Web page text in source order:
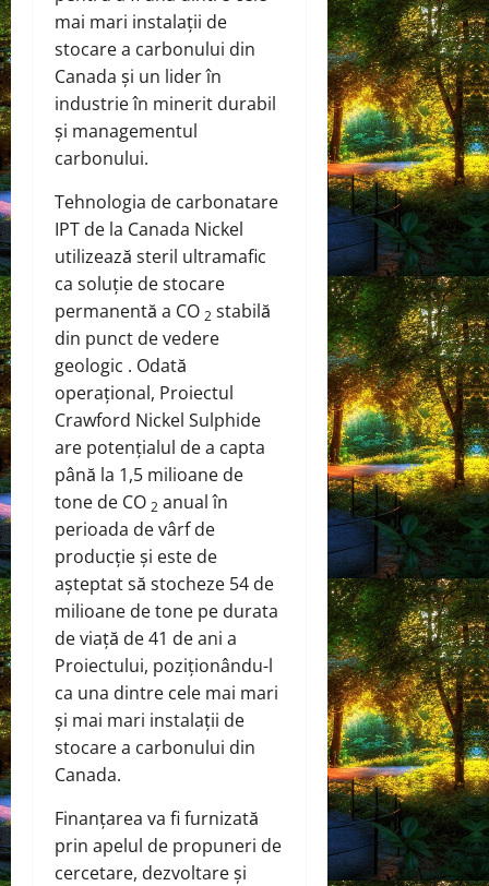
mai mari instalații de
stocare a carbonului din
Canada și un lider în
industrie în minerit durabil
și managementul
carbonului.
Tehnologia de carbonatare
IPT de la Canada Nickel
utilizează steril ultramafic
ca soluție de stocare
permanentă a CO 2 stabilă
din punct de vedere
geologic . Odată
operațional, Proiectul
Crawford Nickel Sulphide
are potențialul de a capta
până la 1,5 milioane de
tone de CO 2 anual în
perioada de vârf de
producție și este de
așteptat să stocheze 54 de
milioane de tone pe durata
de viață de 41 de ani a
Proiectului, poziționându-l
ca una dintre cele mai mari
și mai mari instalații de
stocare a carbonului din
Canada.
Finanțarea va fi furnizată
prin apelul de propuneri de
cercetare, dezvoltare și